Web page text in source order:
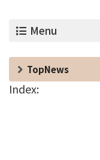
Menu
TopNews
Index: